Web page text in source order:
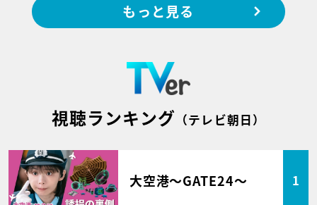
もっと見る
視聴ランキング （テレビ朝日）
大空港～GATE24～ 1